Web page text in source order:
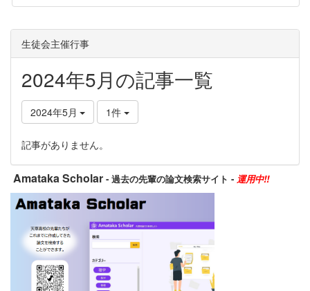
生徒会主催行事
2024年5月の記事一覧
2024年5月 1件
記事がありません。
Amataka Scholar - 過去の先輩の論文検索サイト - 運用中!!